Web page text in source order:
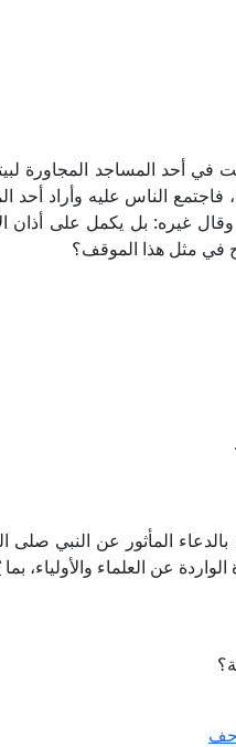
أحد المساجد المجاورة
فاجتمع الناس عليه وأراد أحد
غيره: بل يكمل على أذان
في مثل هذا الموقف؟
المأثور عن النبي صلى
عن العلماء والأولياء،